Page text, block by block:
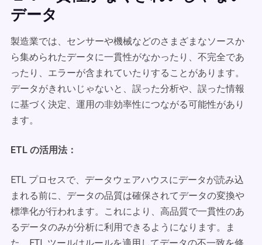
データ
製造業では、センサーや機械などのさまざまなソースか
ら集められたデータに一貫性がなかったり、不完全であ
ったり、エラーが含まれていたりすることがあります。
データがきれいじゃないと、誤った分析や、誤った情報
に基づく決定、運用の非効率性につながる可能性があり
ます。
ETL の活用法：
ETL プロセスで、データウェアハウスにデータが読み込
まれる前に、データの品質は確保されてデータの変換や
標準化が行われます。これにより、高品質で一貫性のあ
るデータのみが分析に利用できるようになります。ま